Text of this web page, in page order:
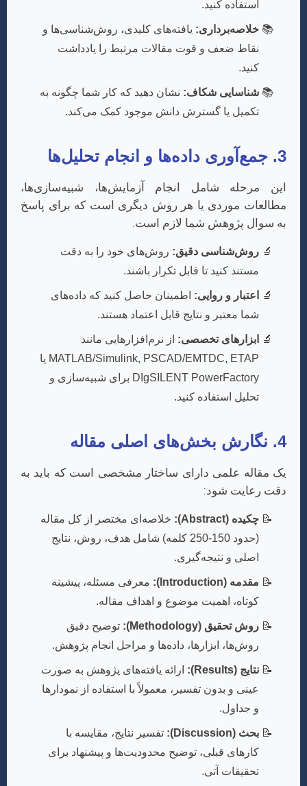
استفاده کنید.
خلاصه‌برداری: یافته‌های کلیدی، روش‌شناسی‌ها و
نقاط ضعف و قوت مقالات مرتبط را یادداشت
کنید.
شناسایی شکاف: نشان دهید که کار شما چگونه به
تکمیل یا گسترش دانش موجود کمک می‌کند.
3. جمع‌آوری داده‌ها و انجام تحلیل‌ها
این مرحله شامل انجام آزمایش‌ها، شبیه‌سازی‌ها،
مطالعات موردی یا هر روش دیگری است که برای پاسخ
به سوال پژوهش شما لازم است.
روش‌شناسی دقیق: روش‌های خود را به دقت
مستند کنید تا قابل تکرار باشند.
اعتبار و روایی: اطمینان حاصل کنید که داده‌های
شما معتبر و نتایج قابل اعتماد هستند.
ابزارهای تخصصی: از نرم‌افزارهایی مانند
MATLAB/Simulink, PSCAD/EMTDC, ETAP یا
DIgSILENT PowerFactory برای شبیه‌سازی و
تحلیل استفاده کنید.
4. نگارش بخش‌های اصلی مقاله
یک مقاله علمی دارای ساختار مشخصی است که باید به
دقت رعایت شود:
چکیده (Abstract):
خلاصه‌ای مختصر از کل مقاله
(حدود 150-250 کلمه) شامل هدف، روش، نتایج
اصلی و نتیجه‌گیری.
مقدمه (Introduction):
معرفی مسئله، پیشینه
کوتاه، اهمیت موضوع و اهداف مقاله.
روش تحقیق (Methodology):
توضیح دقیق
روش‌ها، ابزارها، داده‌ها و مراحل انجام پژوهش.
نتایج (Results):
ارائه یافته‌های پژوهش به صورت
عینی و بدون تفسیر، معمولاً با استفاده از نمودارها
و جداول.
بحث (Discussion):
تفسیر نتایج، مقایسه با
کارهای قبلی، توضیح محدودیت‌ها و پیشنهاد برای
تحقیقات آتی.